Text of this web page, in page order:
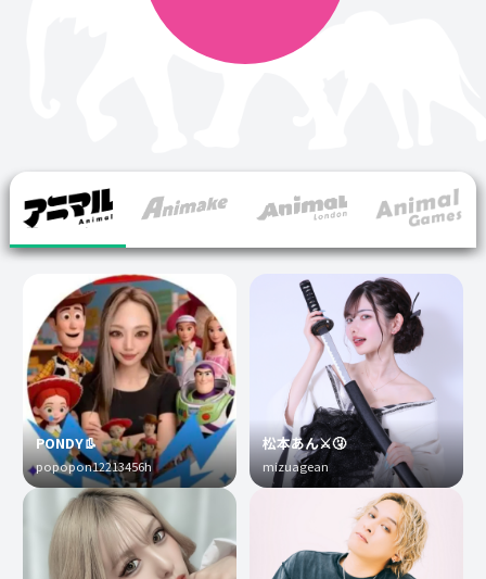
PONDY👢
popopon12213456h
松本あん⚔️🤧
mizuagean